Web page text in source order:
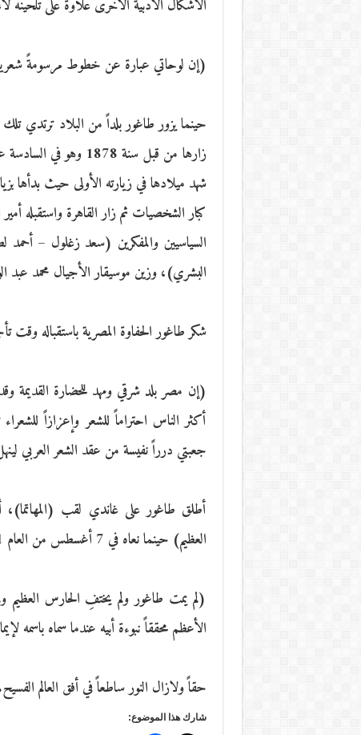
الأشكال الأدبية الأخرى علاوة على تلحينه
(إن لوحاتي عبارة عن خطوط مرسومةً
زارها من قبل سنة
شهد ميلادها في زيارته الأولى حيث
كبار الشخصيات ثم زار القاهرة واستقبله
السياسيين والمفكرين (سعد زغلول –
البشري)، وزين موسيقار الأجيال محمد عبد
شكر طاغور الحفاوة المصرية باستقباله وقت
(إن مصر بلد شرقي ومهد للحضارة القديمة
أكثر الناس احتراماً للشعر وإعزازاً
جعبتي درراً نفيسة من عقد الشعر العربي
أطلق طاغور على غاندي لقب
العظيم) حينما نعاه في 7 أغسطس من العام 1941 يوم وفاته قائلاً:
(لم يمت طاغور ولم يختفِ الحارس
الأعظم محققاً نبوءة أبيه عندما سماه باسمه
حقاً ولازال النور ساطعاً في أفق العالم
شارك هذا الموضوع: